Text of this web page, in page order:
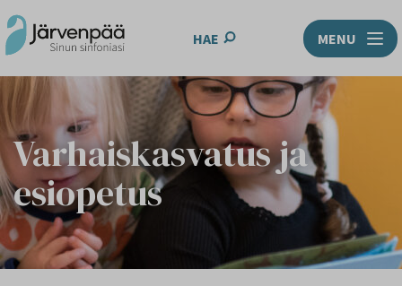
HAE MENU
Varhaiskasvatus ja
esiopetus